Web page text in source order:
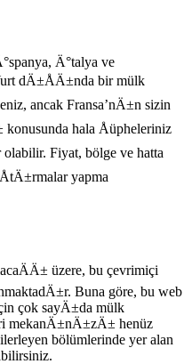
Ä°talya ve
dÄ±ÅÄ±nda bir mülk
ancak Fransa’nÄ±n sizin
hala Åüpheleriniz
Fiyat, bölge ve hatta
yapma
üzere, bu çevrimiçi
Buna göre, bu web
çok sayÄ±da mülk
mekanÄ±nÄ±zÄ± henüz
bölümlerinde yer alan